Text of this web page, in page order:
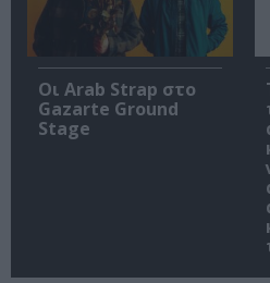
Οι Arab Strap στο
Gazarte Ground
Stage